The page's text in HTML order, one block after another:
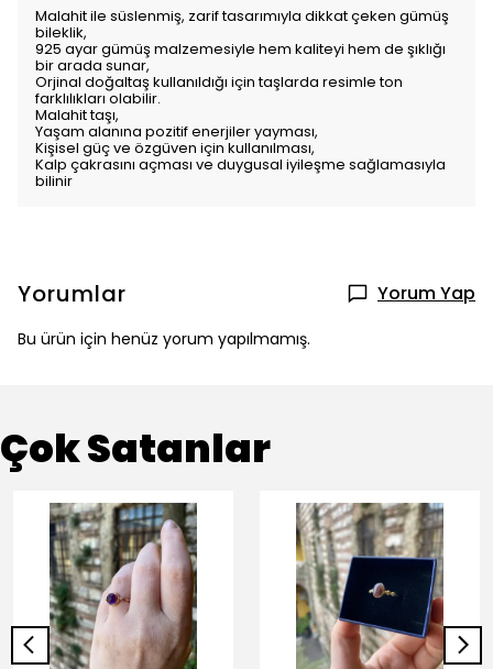
Malahit ile süslenmiş, zarif tasarımıyla dikkat çeken gümüş
bileklik,
925 ayar gümüş malzemesiyle hem kaliteyi hem de şıklığı
bir arada sunar,
Orjinal doğaltaş kullanıldığı için taşlarda resimle ton
farklılıkları olabilir.
Malahit taşı,
Yaşam alanına pozitif enerjiler yayması,
Kişisel güç ve özgüven için kullanılması,
Kalp çakrasını açması ve duygusal iyileşme sağlamasıyla
bilinir
Yorumlar Yorum Yap
Bu ürün için henüz yorum yapılmamış.
Çok Satanlar